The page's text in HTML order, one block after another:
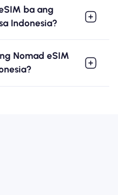
ba ang
Indonesia?
Nomad eSIM